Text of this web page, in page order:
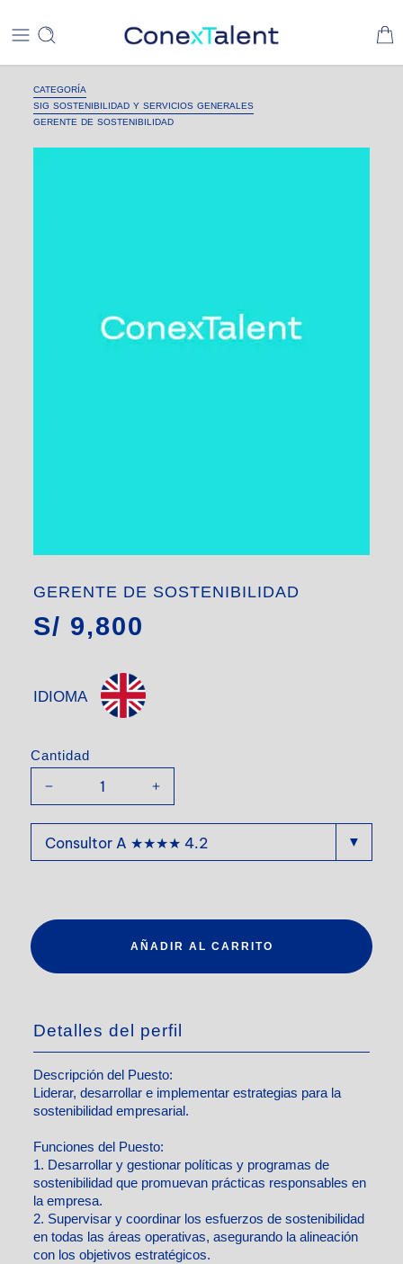
CATEGORÍA
SIG SOSTENIBILIDAD Y SERVICIOS GENERALES
GERENTE DE SOSTENIBILIDAD
GERENTE DE SOSTENIBILIDAD
S/ 9,800
IDIOMA
Cantidad
AÑADIR AL CARRITO
Detalles del perfil
Descripción del Puesto:
Liderar, desarrollar e implementar estrategias para la
sostenibilidad empresarial.
Funciones del Puesto:
1. Desarrollar y gestionar políticas y programas de
sostenibilidad que promuevan prácticas responsables en
la empresa.
2. Supervisar y coordinar los esfuerzos de sostenibilidad
en todas las áreas operativas, asegurando la alineación
con los objetivos estratégicos.